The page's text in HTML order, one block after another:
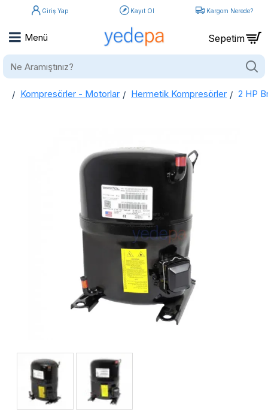
Giriş Yap Kayıt Ol Kargom Nerede?
Ne
home
Kompresörler - Motorlar Hermetik Kompresörler 2 HP